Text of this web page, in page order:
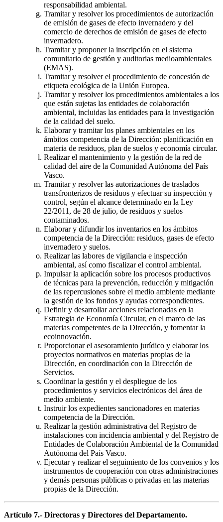
responsabilidad ambiental.
Tramitar y resolver los procedimientos de autorización
de emisión de gases de efecto invernadero y del
comercio de derechos de emisión de gases de efecto
invernadero.
Tramitar y proponer la inscripción en el sistema
comunitario de gestión y auditorias medioambientales
(EMAS).
Tramitar y resolver el procedimiento de concesión de
etiqueta ecológica de la Unión Europea.
Tramitar y resolver los procedimientos ambientales a los
que están sujetas las entidades de colaboración
ambiental, incluidas las entidades para la investigación
de la calidad del suelo.
Elaborar y tramitar los planes ambientales en los
ámbitos competencia de la Dirección: planificación en
materia de residuos, plan de suelos y economía circular.
Realizar el mantenimiento y la gestión de la red de
calidad del aire de la Comunidad Autónoma del País
Vasco.
Tramitar y resolver las autorizaciones de traslados
transfronterizos de residuos y efectuar su inspección y
control, según el alcance determinado en la Ley
22/2011, de 28 de julio, de residuos y suelos
contaminados.
Elaborar y difundir los inventarios en los ámbitos
competencia de la Dirección: residuos, gases de efecto
invernadero y suelos.
Realizar las labores de vigilancia e inspección
ambiental, así como fiscalizar el control ambiental.
Impulsar la aplicación sobre los procesos productivos
de técnicas para la prevención, reducción y mitigación
de las repercusiones sobre el medio ambiente mediante
la gestión de los fondos y ayudas correspondientes.
Definir y desarrollar acciones relacionadas en la
Estrategia de Economía Circular, en el marco de las
materias competentes de la Dirección, y fomentar la
ecoinnovación.
Proporcionar el asesoramiento jurídico y elaborar los
proyectos normativos en materias propias de la
Dirección, en coordinación con la Dirección de
Servicios.
Coordinar la gestión y el despliegue de los
procedimientos y servicios electrónicos del área de
medio ambiente.
Instruir los expedientes sancionadores en materias
competencia de la Dirección.
Realizar la gestión administrativa del Registro de
instalaciones con incidencia ambiental y del Registro de
Entidades de Colaboración Ambiental de la Comunidad
Autónoma del País Vasco.
Ejecutar y realizar el seguimiento de los convenios y los
instrumentos de cooperación con otras administraciones
y demás personas públicas o privadas en las materias
propias de la Dirección.
Artículo 7.- Directoras y Directores del Departamento.